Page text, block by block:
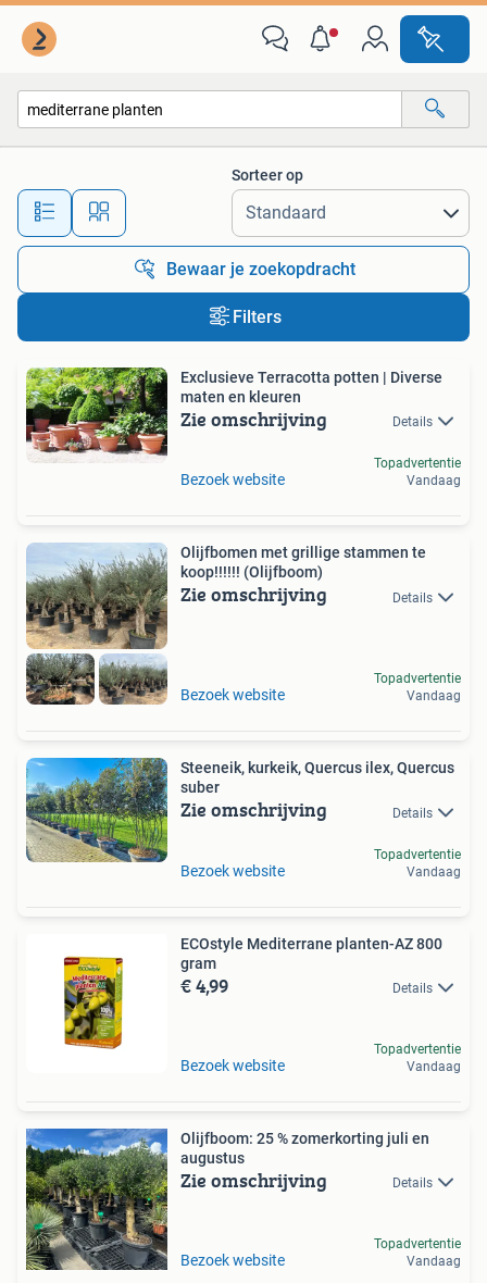
Alle afstanden…
Sorteer op
Bewaar je zoekopdracht
Filters
Exclusieve Terracotta potten | Diverse
maten en kleuren
Zie omschrijving Details
Bezoek website
Topadvertentie
Vandaag
Olijfbomen met grillige stammen te
koop!!!!!! (Olijfboom)
Zie omschrijving Details
Bezoek website
Topadvertentie
Vandaag
Steeneik, kurkeik, Quercus ilex, Quercus
suber
Zie omschrijving Details
Bezoek website
Topadvertentie
Vandaag
ECOstyle Mediterrane planten-AZ 800
gram
€ 4,99 Details
Bezoek website
Topadvertentie
Vandaag
Olijfboom: 25 % zomerkorting juli en
augustus
Zie omschrijving Details
Bezoek website
Topadvertentie
Vandaag